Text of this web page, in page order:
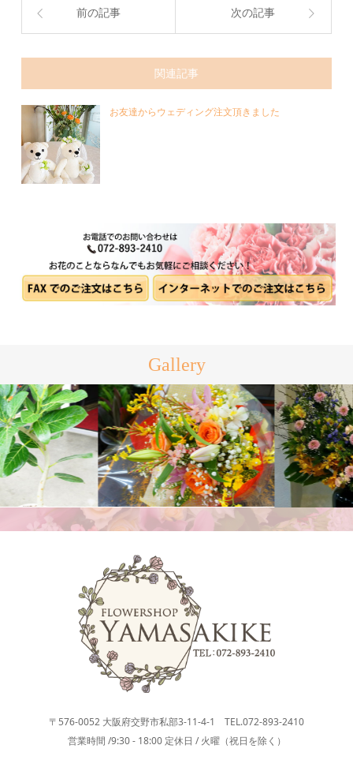
前の記事 次の記事
関連記事
お友達からウェディング注文頂きました
Gallery
花束
活け込み
〒576-0052 大阪府交野市私部3-11-4-1 TEL.072-893-2410
営業時間 /9:30 - 18:00 定休日 / 火曜（祝日を除く）